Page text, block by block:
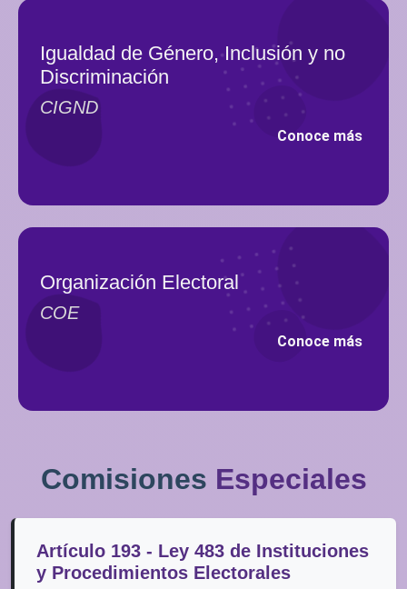
Igualdad de Género, Inclusión y no
Discriminación
CIGND
Conoce más
Organización Electoral
COE
Conoce más
Comisiones Especiales
Artículo 193 - Ley 483 de Instituciones
y Procedimientos Electorales